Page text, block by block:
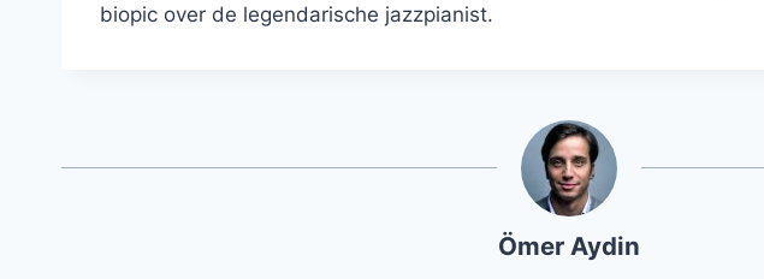
biopic over de legendarische jazzpianist.
Ömer Aydin